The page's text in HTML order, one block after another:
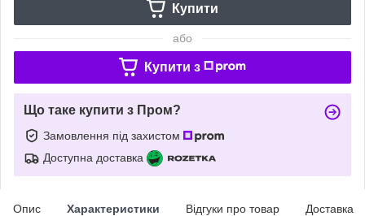
Купити
або
Купити з
Що таке купити з Пром?
Замовлення під захистом
Доступна доставка
Опис Характеристики Відгуки про товар Доставка